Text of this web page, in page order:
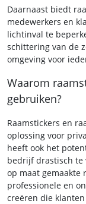
Daarnaast biedt
medewerkers en
lichtinval te
schittering van de
omgeving voor
Waarom
gebruiken?
Raamstickers en
oplossing voor
heeft ook het
bedrijf drastisch te
op maat gemaakte
professionele en
creëren die